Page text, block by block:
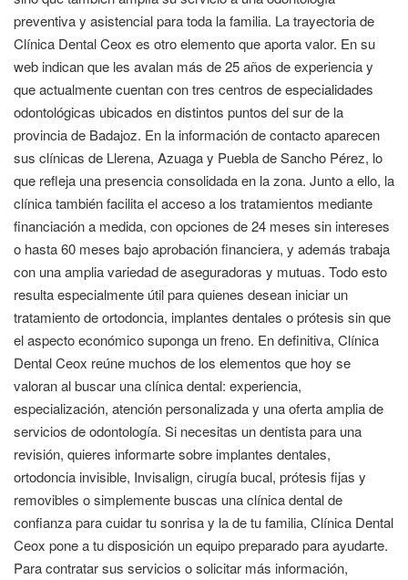
preventiva y asistencial para toda la familia. La trayectoria de
Clínica Dental Ceox es otro elemento que aporta valor. En su
web indican que les avalan más de 25 años de experiencia y
que actualmente cuentan con tres centros de especialidades
odontológicas ubicados en distintos puntos del sur de la
provincia de Badajoz. En la información de contacto aparecen
sus clínicas de Llerena, Azuaga y Puebla de Sancho Pérez, lo
que refleja una presencia consolidada en la zona. Junto a ello, la
clínica también facilita el acceso a los tratamientos mediante
financiación a medida, con opciones de 24 meses sin intereses
o hasta 60 meses bajo aprobación financiera, y además trabaja
con una amplia variedad de aseguradoras y mutuas. Todo esto
resulta especialmente útil para quienes desean iniciar un
tratamiento de ortodoncia, implantes dentales o prótesis sin que
el aspecto económico suponga un freno. En definitiva, Clínica
Dental Ceox reúne muchos de los elementos que hoy se
valoran al buscar una clínica dental: experiencia,
especialización, atención personalizada y una oferta amplia de
servicios de odontología. Si necesitas un dentista para una
revisión, quieres informarte sobre implantes dentales,
ortodoncia invisible, Invisalign, cirugía bucal, prótesis fijas y
removibles o simplemente buscas una clínica dental de
confianza para cuidar tu sonrisa y la de tu familia, Clínica Dental
Ceox pone a tu disposición un equipo preparado para ayudarte.
Para contratar sus servicios o solicitar más información,